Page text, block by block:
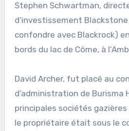
Stephen Schwartman,
d’investissement Blackstone
confondre avec Blackrock)
bords du lac de Côme, à
David Archer, fut placé au
d’administration de Burisma
principales sociétés
le propriétaire était sous le